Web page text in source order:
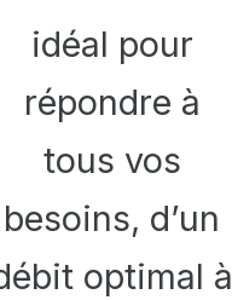
idéal pour
répondre à
tous vos
besoins, d’un
optimal à